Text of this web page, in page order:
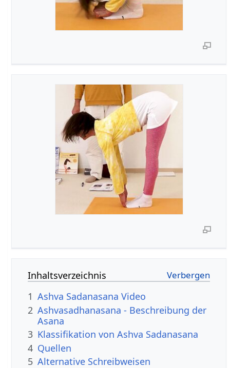
Inhaltsverzeichnis
1 Ashva Sadanasana Video
2 Ashvasadhanasana - Beschreibung der
Asana
3 Klassifikation von Ashva Sadanasana
4 Quellen
5 Alternative Schreibweisen